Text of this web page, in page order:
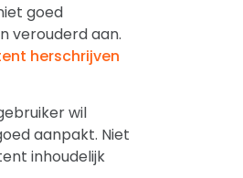
goed
verouderd aan.
herschrijven
wil
aanpakt. Niet
inhoudelijk